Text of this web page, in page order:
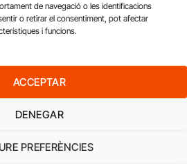
de navegació o les identificacions
o retirar el consentiment, pot afectar
i funcions.
ACCEPTAR
DENEGAR
PREFERÈNCIES